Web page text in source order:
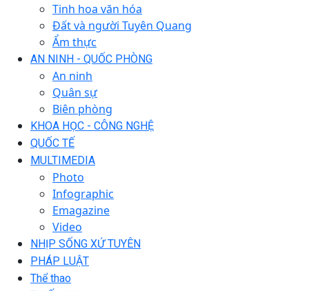
Tinh hoa văn hóa
Đất và người Tuyên Quang
Ẩm thực
AN NINH - QUỐC PHÒNG
An ninh
Quân sự
Biên phòng
KHOA HỌC - CÔNG NGHỆ
QUỐC TẾ
MULTIMEDIA
Photo
Infographic
Emagazine
Video
NHỊP SỐNG XỨ TUYÊN
PHÁP LUẬT
Thể thao